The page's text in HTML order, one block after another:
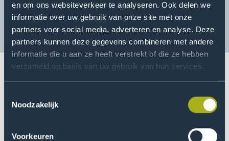
en om ons websiteverkeer te analyseren. Ook delen we
informatie over uw gebruik van onze site met onze
partners voor social media, adverteren en analyse. Deze
partners kunnen deze gegevens combineren met andere
informatie die u aan ze heeft verstrekt of die ze hebben
verzameld op basis van uw gebruik van hun services.
Noodzakelijk
Voorkeuren
Haaglanden is live! In samenwerking met verschillende
gemeentes en jeugdorganisaties in regio Haaglanden